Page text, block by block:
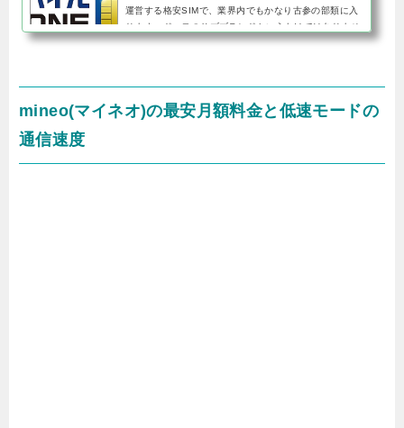
運営する格安SIMで、業界内でもかなり古参の部類に入
ります。ドコモのサブブランドというわけではありませ
んが、NTTグループが運営しているということもあって
mineo(マイネオ)の最安月額料金と低速モードの
通信速度